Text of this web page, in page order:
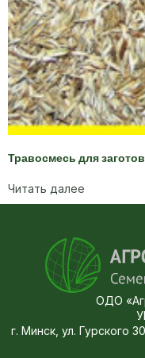
Травосмесь для
Читать далее
ОДО
г. Минск, ул. Гурского